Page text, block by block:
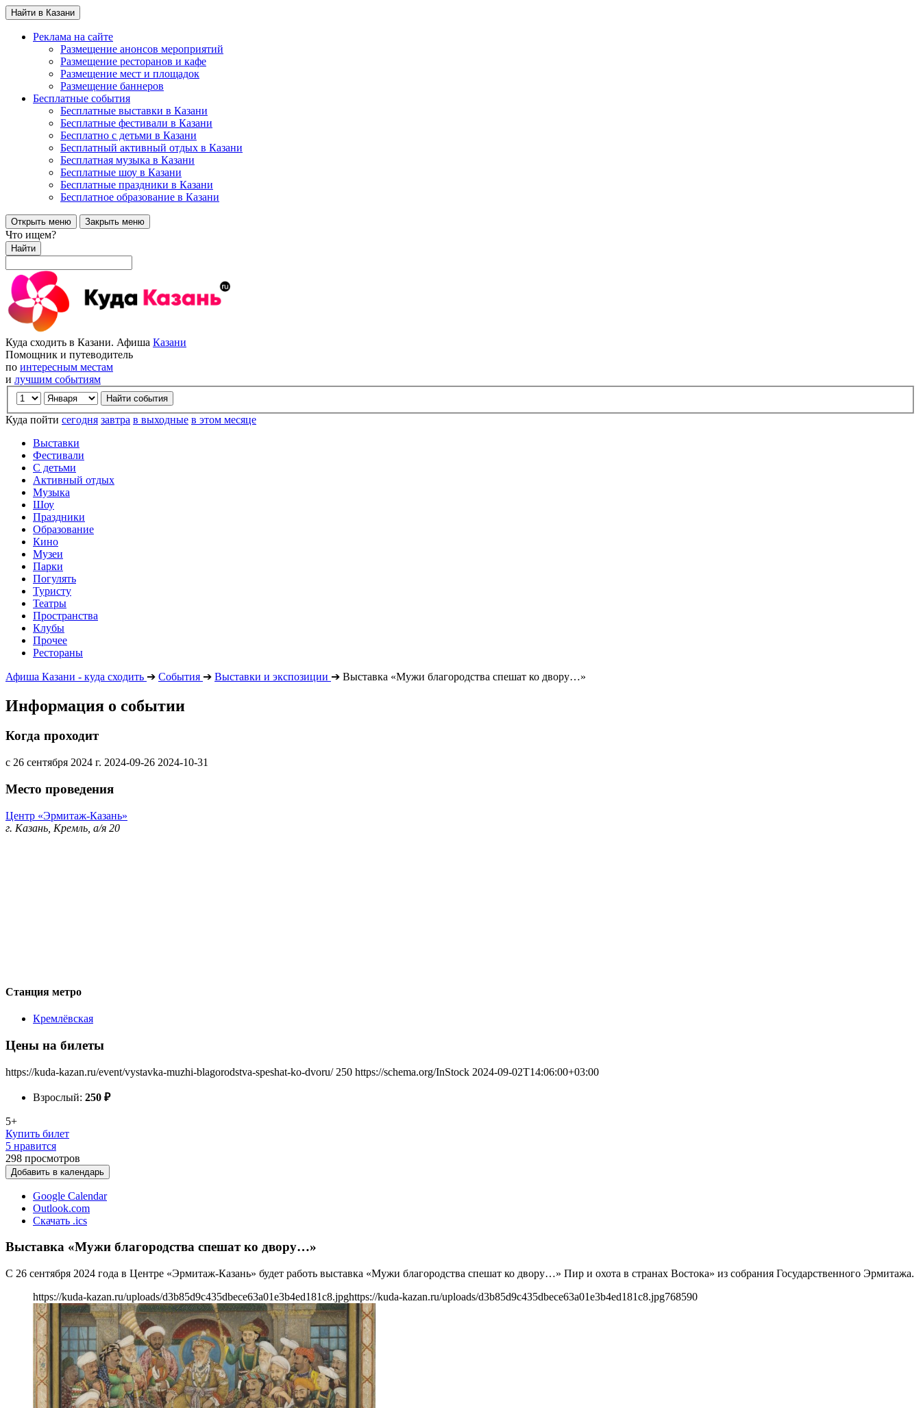
Найти в Казани
Реклама на сайте
Размещение анонсов мероприятий
Размещение ресторанов и кафе
Размещение мест и площадок
Размещение баннеров
Бесплатные события
Бесплатные выставки в Казани
Бесплатные фестивали в Казани
Бесплатно с детьми в Казани
Бесплатный активный отдых в Казани
Бесплатная музыка в Казани
Бесплатные шоу в Казани
Бесплатные праздники в Казани
Бесплатное образование в Казани
Открыть меню Закрыть меню
Что ищем?
Найти
Куда сходить в Казани. Афиша Казани
Помощник и путеводитель
по интересным местам
и лучшим событиям
Куда пойти сегодня завтра в выходные в этом месяце
Выставки
Фестивали
С детьми
Активный отдых
Музыка
Шоу
Праздники
Образование
Кино
Музеи
Парки
Погулять
Туристу
Театры
Пространства
Клубы
Прочее
Рестораны
Афиша Казани - куда сходить ➔ События ➔ Выставки и экспозиции ➔ Выставка «Мужи благородства спешат ко двору…»
Информация о событии
Когда проходит
с 26 сентября 2024 г. 2024-09-26 2024-10-31
Место проведения
Центр «Эрмитаж-Казань»
г. Казань, Кремль, а/я 20
Станция метро
Кремлёвская
Цены на билеты
https://kuda-kazan.ru/event/vystavka-muzhi-blagorodstva-speshat-ko-dvoru/ 250 https://schema.org/InStock 2024-09-02T14:06:00+03:00
Взрослый: 250 ₽
5+
Купить билет
5 нравится
298 просмотров
Добавить в календарь
Google Calendar
Outlook.com
Скачать .ics
Выставка «Мужи благородства спешат ко двору…»
С 26 сентября 2024 года в Центре «Эрмитаж-Казань» будет работь выставка «Мужи благородства спешат ко двору…» Пир и охота в странах Востока» из собрания Государственного Эрмитажа.
https://kuda-kazan.ru/uploads/d3b85d9c435dbece63a01e3b4ed181c8.jpghttps://kuda-kazan.ru/uploads/d3b85d9c435dbece63a01e3b4ed181c8.jpg768590